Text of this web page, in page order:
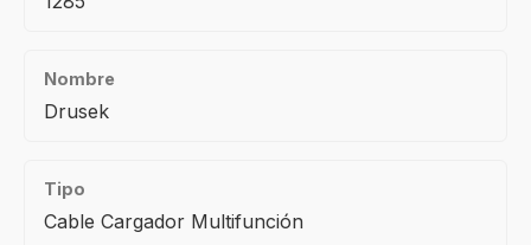
Nombre
Drusek
Tipo
Cable Cargador Multifunción